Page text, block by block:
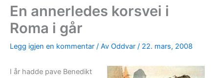
En annerledes korsvei i
Roma i går
Legg igjen en kommentar / Av Oddvar / 22. mars, 2008
I år hadde pave Benedikt